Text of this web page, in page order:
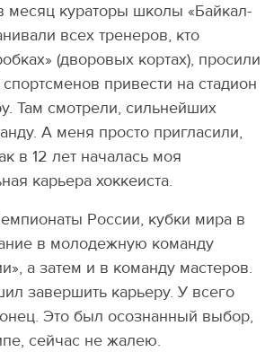
месяц кураторы школы «Байкал-
всех тренеров, кто
(дворовых кортах), просили
привести на стадион
Там смотрели, сильнейших
А меня просто пригласили,
в 12 лет началась моя
карьера хоккеиста.
России, кубки мира в
в молодежную команду
а затем и в команду мастеров.
завершить карьеру. У всего
Это был осознанный выбор,
сейчас не жалею.